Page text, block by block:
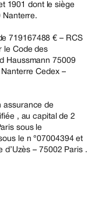
1901 dont le siège
Nanterre.
719167488 € – RCS
le Code des
Haussmann 75009
Cedex –
assurance de
, au capital de 2
sous le
le n °07004394 et
– 75002 Paris .